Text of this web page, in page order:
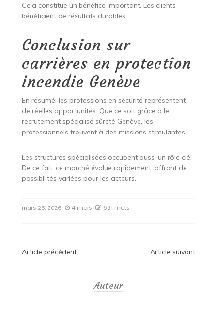
Cela constitue un bénéfice important. Les clients
bénéficient de résultats durables.
Conclusion sur
carrières en protection
incendie Genève
En résumé, les professions en sécurité représentent
de réelles opportunités. Que ce soit grâce à le
recrutement spécialisé sûreté Genève, les
professionnels trouvent à des missions stimulantes.
Les structures spécialisées occupent aussi un rôle clé.
De ce fait, ce marché évolue rapidement, offrant de
possibilités variées pour les acteurs.
mars 25, 2026 4 mois 691 mots
Navigation
Article précédent Article suivant
Auteur